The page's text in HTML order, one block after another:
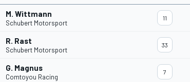
M. Wittmann
Schubert Motorsport
11
R. Rast
Schubert Motorsport
33
G. Magnus
Comtoyou Racing
7